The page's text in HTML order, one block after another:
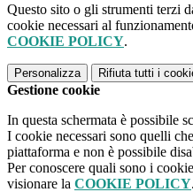
Questo sito o gli strumenti terzi
cookie necessari al
COOKIE POLICY.
Personalizza Rifiuta tutti i
Gestione cookie
In questa schermata è possibile
I cookie necessari sono quelli
piattaforma e non è possibile
Per conoscere quali sono i
visionare la COOKIE POLICY.